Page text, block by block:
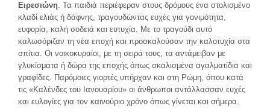
Ειρεσιώνη. Τα παιδιά περιέφεραν στους δρόμους ένα στολισμένο
κλαδί ελιάς ή δάφνης, τραγουδώντας ευχές για γονιμότητα,
ευφορία, καλή σοδειά και ευτυχία. Με το τραγούδι αυτό
καλωσόριζαν τη νέα εποχή και προσκαλούσαν την καλοτυχία στα
σπίτια. Οι νοικοκυραίοι, με τη σειρά τους, τα αντάμειβαν με
γλυκίσματα ή δώρα της εποχής όπως σκαλισμένα αγαλματίδια και
γραφίδες. Παρόμοιες γιορτές υπήρχαν και στη Ρώμη, όπου κατά
τις «Καλένδες του Ιανουαρίου» οι άνθρωποι αντάλλασσαν ευχές
και ευλογίες για τον καινούριο χρόνο όπως γίνεται και σήμερα.